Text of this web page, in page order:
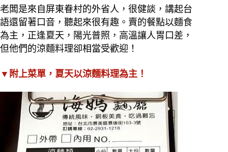
老闆是來自屏東眷村的外省人，很健談，講起台
語還留著口音，聽起來很有趣。賣的餐點以麵食
為主，正逢夏天，陽光普照，高溫讓人胃口差，
但他們的涼麵料理卻相當受歡迎！
▼附上菜單，夏天以涼麵料理為主！